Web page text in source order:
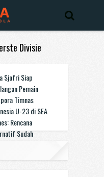
Divisie
Sjafri Siap
Pemain
Timnas
U-23 di SEA
Rencana
Sudah